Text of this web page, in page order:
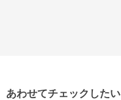
あわせてチェックしたい